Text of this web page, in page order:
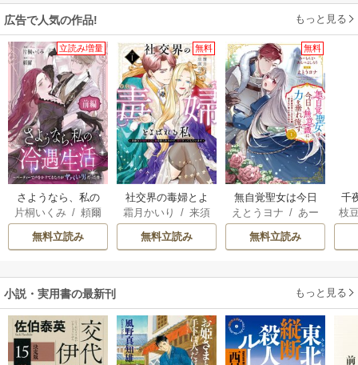
広告で人気の作品! もっと見る
立読み増量
さようなら、私の
冷遇生活 ～パーテ
ィーで声をかけて
きたのがヤバい男
片桐いくみ / 頼爾
無料立読み
無料
社交界の毒婦とよ
ばれる私～素敵な
辺境伯令息に腕を
折られたので、責
す～
霜月かいり /来須
みかん
無料立読み
無料
無自覚聖女は今日
も無意識に力を垂
れ流す ～公爵家
の落ちこぼれ令
を掴み取る～
えとうヨナ / あー
もんど / あんべよ
しろう
無料立読み
千
国
枝
小説・実用書の最新刊 もっと見る